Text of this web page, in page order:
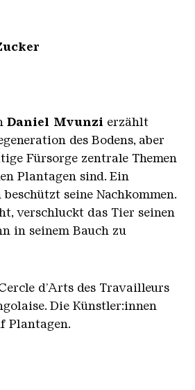
Daniel Mvunzi erzählt
des Bodens, aber
Fürsorge zentrale Themen
Plantagen sind. Ein
seine Nachkommen.
verschluckt das Tier seinen
in seinem Bauch zu
d’Arts des Travailleurs
Die Künstler:innen
Plantagen.